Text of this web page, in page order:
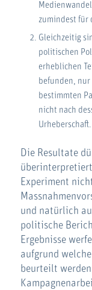
zumindest für
Gleichzeitig
politischen
erheblichen
befunden,
bestimmten
nicht nach
Urheberschaft.
Die Resultate
Experiment
und natürlich
politische
Ergebnisse
aufgrund
beurteilt